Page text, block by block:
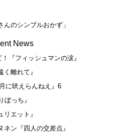
のシンプルおかず」
News
『フィッシュマンの涙』
離れて』
に吠えらんねえ』6
ぼっち』
エット』
ン『四人の交差点』